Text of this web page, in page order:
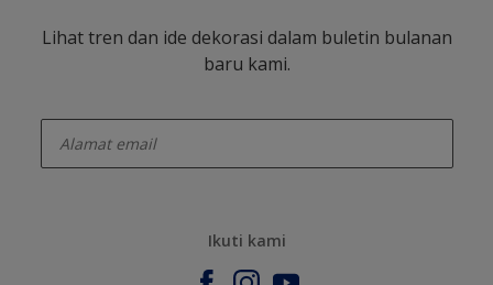
Lihat tren dan ide dekorasi dalam buletin bulanan
baru kami.
Ikuti kami